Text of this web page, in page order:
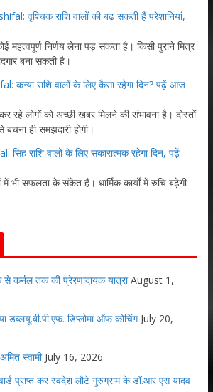
वृश्चिक राशि वालों की बढ़ सकती हैं परेशानियां,
महत्वपूर्ण निर्णय लेना पड़ सकता है। किसी पुराने मित्र
बना सकती है।
कन्या राशि वालों के लिए कैसा रहेगा दिन? पढ़ें आज
कर रहे लोगों को अच्छी खबर मिलने की संभावना है। दोस्तों
ही समझदारी होगी।
राशि वालों के लिए सकारात्मक रहेगा दिन, पढ़ें
भी सफलता के संकेत हैं। धार्मिक कार्यों में रुचि बढ़ेगी
कर्नल तक की प्रेरणादायक यात्रा August 1,
डब्लयू.बी.पी.एफ. डिप्लोमा ऑफ कोचिंग July 20,
स्वामी July 16, 2026
प्राप्त कर स्वदेश लौटे गुरुग्राम के डॉ.आर एस यादव